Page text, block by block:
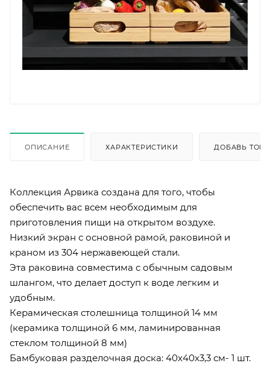
ОПИСАНИЕ ХАРАКТЕРИСТИКИ ДОБАВЬ
Коллекция Арвика создана для того, чтобы
обеспечить вас всем необходимым для
приготовления пищи на открытом воздухе.
Низкий экран с основной рамой, раковиной и
краном из 304 нержавеющей стали.
Эта раковина совместима с обычным садовым
шлангом, что делает доступ к воде легким и
удобным.
Керамическая столешница толщиной 14 мм
(керамика толщиной 6 мм, ламинированная
стеклом толщиной 8 мм)
Бамбуковая разделочная доска: 40x40x3,3 см- 1 шт.